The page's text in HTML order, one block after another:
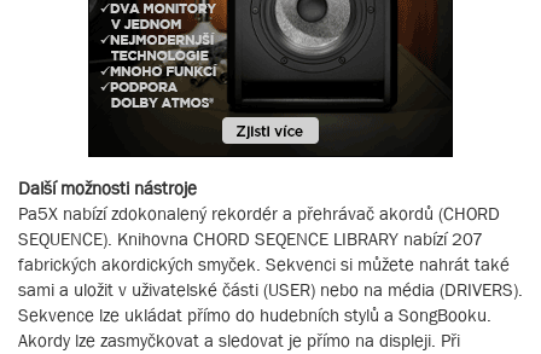
Další možnosti nástroje
Pa5X nabízí zdokonalený rekordér a přehrávač akordů (CHORD
SEQUENCE). Knihovna CHORD SEQENCE LIBRARY nabízí 207
fabrických akordických smyček. Sekvenci si můžete nahrát také
sami a uložit v uživatelské části (USER) nebo na média (DRIVERS).
Sekvence lze ukládat přímo do hudebních stylů a SongBooku.
Akordy lze zasmyčkovat a sledovat je přímo na displeji. Při